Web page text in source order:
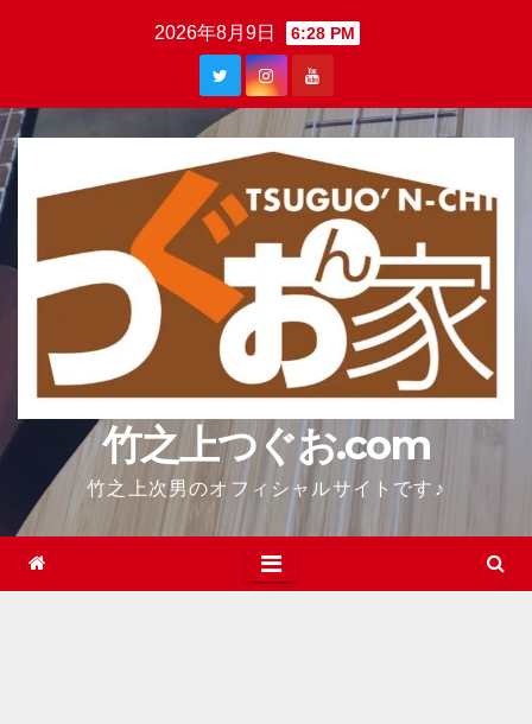
2026年8月9日 6:28 PM
竹之上つぐお.com
竹之上次男のオフィシャルサイトです♪